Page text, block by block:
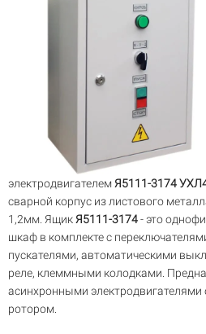
электродвигателем Я5111-3174
сварной корпус из листового
1,2мм. Ящик Я5111-3174- это
шкаф в комплекте с
пускателями, автоматическими
реле, клеммными колодками.
асинхронными
ротором.